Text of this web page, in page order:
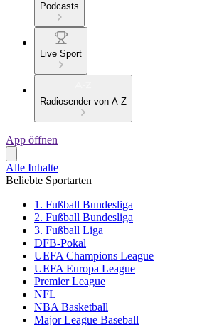
Podcasts
Live Sport
Radiosender von A-Z
App öffnen
Alle Inhalte
Beliebte Sportarten
1. Fußball Bundesliga
2. Fußball Bundesliga
3. Fußball Liga
DFB-Pokal
UEFA Champions League
UEFA Europa League
Premier League
NFL
NBA Basketball
Major League Baseball